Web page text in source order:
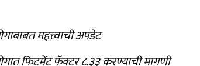
महत्त्वाची अपडेट
फिटमेंट फॅक्टर ८.३३ करण्याची मागणी